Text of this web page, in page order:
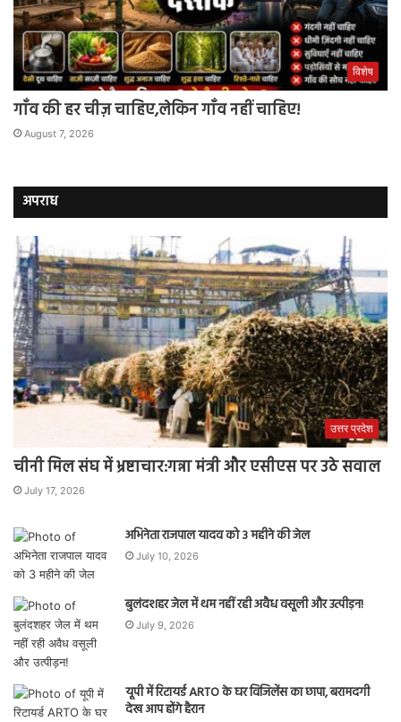
विशेष
गाँव की हर चीज़ चाहिए,लेकिन गाँव नहीं चाहिए!
August 7, 2026
अपराध
उत्तर प्रदेश
चीनी मिल संघ में भ्रष्टाचार:गन्ना मंत्री और एसीएस पर उठे सवाल
July 17, 2026
अभिनेता राजपाल यादव को 3 महीने की जेल
July 10, 2026
बुलंदशहर जेल में थम नहीं रही अवैध वसूली और उत्पीड़न!
July 9, 2026
यूपी में रिटायर्ड ARTO के घर विजिलेंस का छापा, बरामदगी
देख आप होंगे हैरान